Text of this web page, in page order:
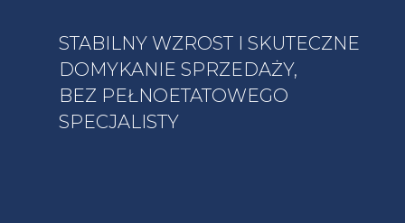
STABILNY WZROST I SKUTECZNE
DOMYKANIE SPRZEDAŻY,
BEZ PEŁNOETATOWEGO
SPECJALISTY